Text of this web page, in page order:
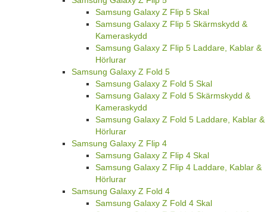
Samsung Galaxy Z Flip 5 Skal
Samsung Galaxy Z Flip 5 Skärmskydd &
Kameraskydd
Samsung Galaxy Z Flip 5 Laddare, Kablar &
Hörlurar
Samsung Galaxy Z Fold 5
Samsung Galaxy Z Fold 5 Skal
Samsung Galaxy Z Fold 5 Skärmskydd &
Kameraskydd
Samsung Galaxy Z Fold 5 Laddare, Kablar &
Hörlurar
Samsung Galaxy Z Flip 4
Samsung Galaxy Z Flip 4 Skal
Samsung Galaxy Z Flip 4 Laddare, Kablar &
Hörlurar
Samsung Galaxy Z Fold 4
Samsung Galaxy Z Fold 4 Skal